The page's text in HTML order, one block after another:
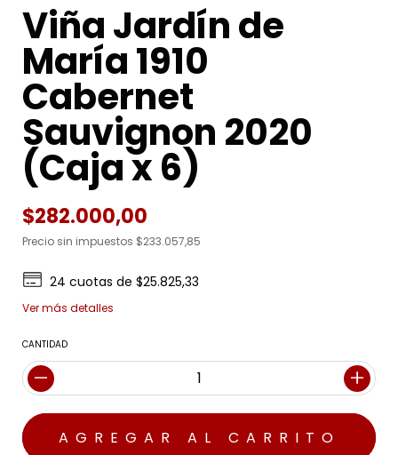
Viña Jardín de
María 1910
Cabernet
Sauvignon 2020
(Caja x 6)
$282.000,00
Precio sin impuestos $233.057,85
24 cuotas de$25.825,33
Ver más detalles
CANTIDAD